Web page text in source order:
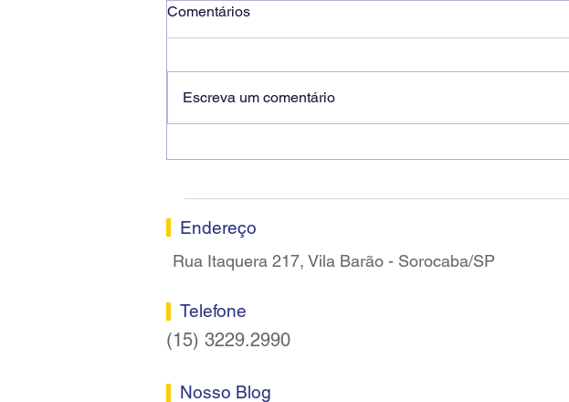
Comentários
Escreva um comentário
Endereço
Rua Itaquera 217, Vila Barão - Sorocaba/SP
Telefone
(15) 3229.2990
Nosso Blog